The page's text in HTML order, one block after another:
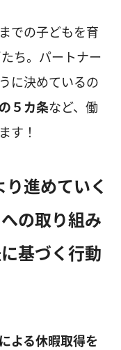
での子どもを育
ち。パートナー
に決めているの
５カ条など、働
す！
進めていく
の取り組み
基づく行動
る休暇取得を